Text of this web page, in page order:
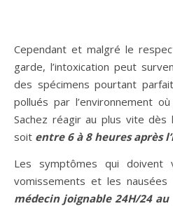
Cependant et malgré le
garde, l’intoxication peut
des spécimens pourtant
pollués par l’environnement
Sachez réagir au plus vite
soit entre 6 à 8 heures après
Les symptômes qui
vomissements et les nausées
médecin joignable 24H/24